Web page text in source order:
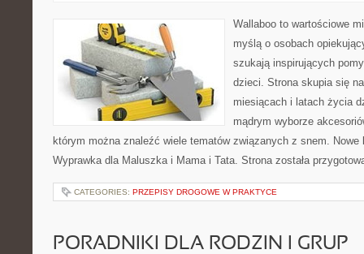
OTULACZE
Wallaboo to wartościowe
myślą o osobach
szukają inspirujących
dzieci. Strona skupia się
miesiącach i latach życia
mądrym wyborze
którym można znaleźć wiele tematów związanych z snem. Nowe
Wyprawka dla Maluszka i Mama i Tata. Strona została
CATEGORIES: PRZEPISY DROGOWE W PRAKTYCE
PORADNIKI DLA RODZIN I GRUP